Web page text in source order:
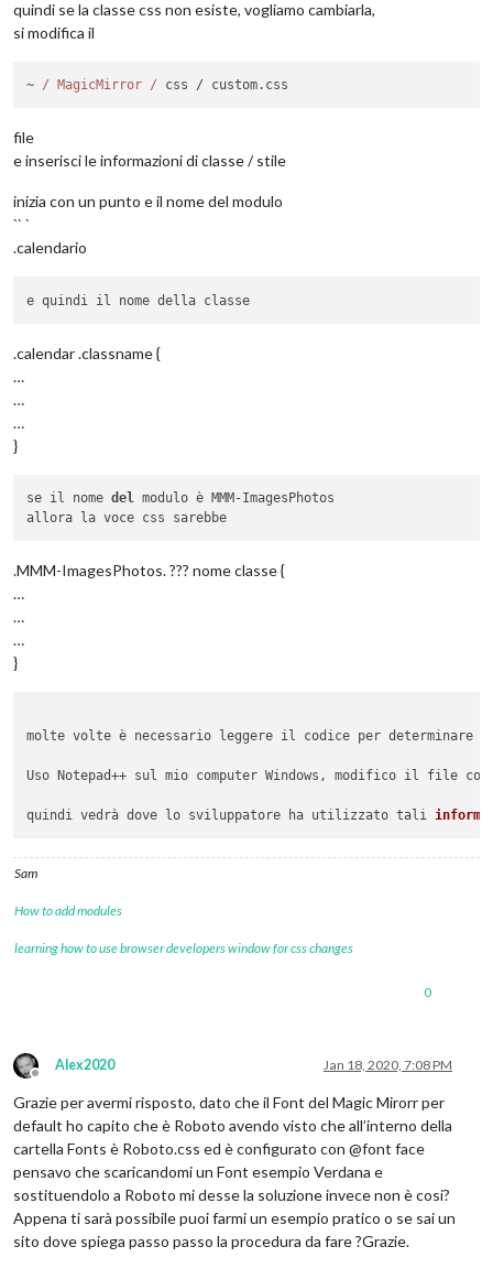
quindi se la classe css non esiste, vogliamo cambiarla,
si modifica il
~ / MagicMirror / css / custom. css
file
e inserisci le informazioni di classe / stile
inizia con un punto e il nome del modulo
`` `
.calendario
.calendar .classname {
…
…
…
}
se il nome del modulo è MMM-ImagesPhotos
.MMM-ImagesPhotos. ??? nome classe {
…
…
…
}
molte volte è necessario leggere il codice per
Uso Notepad++ sul mio computer Windows, modifico il file
quindi vedrà dove lo sviluppatore ha utilizzato tali
Sam
How to add modules
learning how to use browser developers window for css changes
0
Offline
Alex2020 Jan 18, 2020, 7:08 PM
Grazie per avermi risposto, dato che il Font del Magic Mirorr per
default ho capito che è Roboto avendo visto che all’interno della
cartella Fonts è Roboto.css ed è configurato con @font face
pensavo che scaricandomi un Font esempio Verdana e
sostituendolo a Roboto mi desse la soluzione invece non è cosi?
Appena ti sarà possibile puoi farmi un esempio pratico o se sai un
sito dove spiega passo passo la procedura da fare ?Grazie.